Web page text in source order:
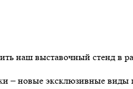
наш выставочный стенд в
– новые эксклюзивные виды